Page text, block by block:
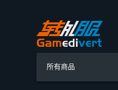
所有商品